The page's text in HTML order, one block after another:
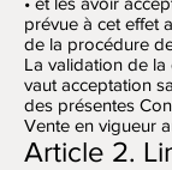
prévue à cet effet
de la procédure
La validation de
vaut acceptation
des présentes
Vente en vigueur
Article 2.